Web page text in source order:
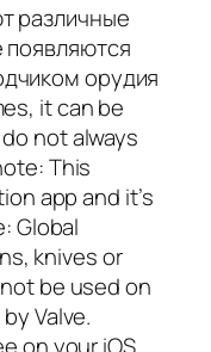
различные
орудия
it can be
not always
This
app and it’s
Global
knives or
be used on
Valve.